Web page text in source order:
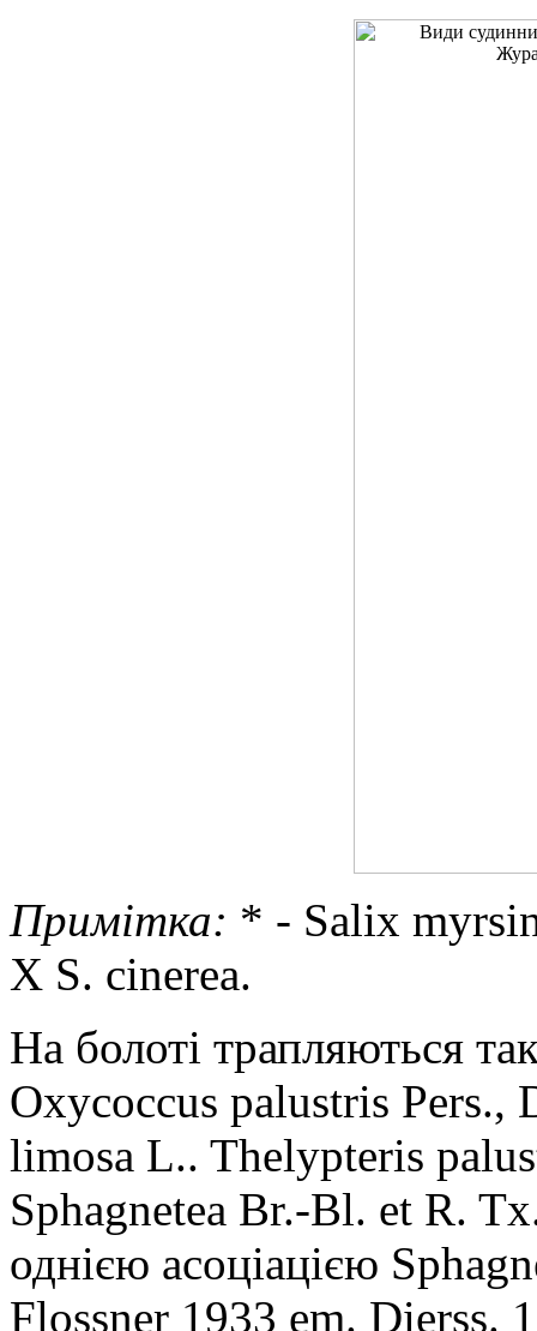
Примітка: * - Salix
X S. cinerea.
На болоті трапляються
Oxycoccus palustris
limosa L.. Thelypteris
Sphagnetea Br.-Bl. et R.
однією асоціацією
Flossner 1933 em. Dierss.